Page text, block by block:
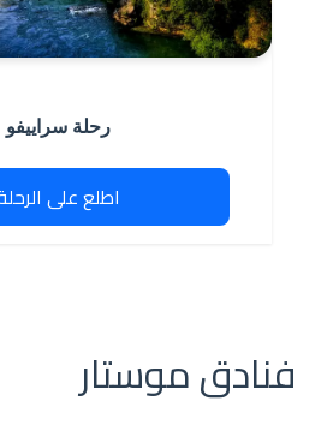
رحلة سراييفو
اطلع على
فنادق موستار